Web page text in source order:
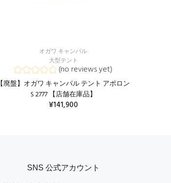
オガワ キャンパル
大型テント
(no reviews yet)
【廃盤】オガワ キャンパル テント アポロン
S 2777 【店舗在庫品】
¥141,900
SNS 公式アカウント